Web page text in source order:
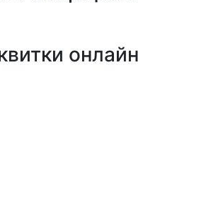
онлайн